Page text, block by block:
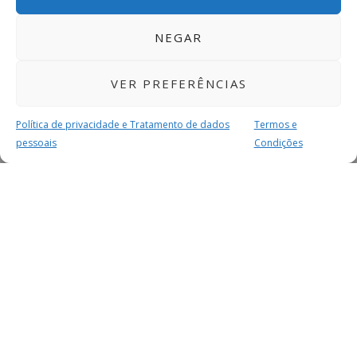
NEGAR
VER PREFERÊNCIAS
Política de privacidade e Tratamento de dados
pessoais
Termos e
Condições